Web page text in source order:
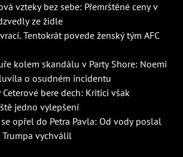
vzteky bez sebe: Přemrštěné ceny v
ze židle
Tentokrát povede ženský tým AFC
kolem skandálu v Party Shore: Noemi
o osudném incidentu
Ceterové bere dech: Kritici však
jedno vylepšení
opřel do Petra Pavla: Od vody poslal
Trumpa vychválil